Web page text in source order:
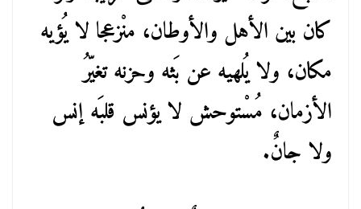
كان بين الأهل والأوطان، منْزعجا لا يُؤيه
مكان، ولا يُلهيه عن بَثه وحزنه تغيّرُ
الأزمان، مُسْتوحش لا يؤنس قلبَه إنس
ولا جانٌ.